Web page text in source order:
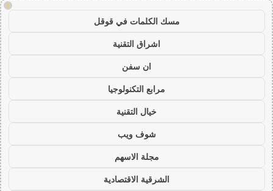
!
مسك الكلمات في قوقل
اشراق التقنية
ان سفن
مرابع التكنولوجيا
خيال التقنية
شوف ويب
مجلة الاسهم
الشرقية الاقتصادية